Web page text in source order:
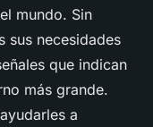
mundo. Sin
sus necesidades
que indican
más grande.
a